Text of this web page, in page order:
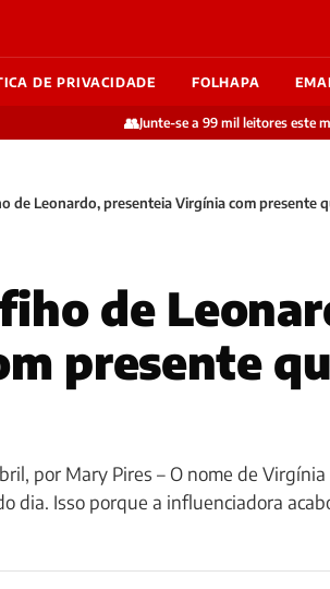
DE PRIVACIDADE FOLHAPA
👥Junte-se a 99 mil leitores este
de Leonardo, presenteia Virgínia com presente
de
presente
por Mary Pires – O nome de
dia. Isso porque a influenciadora